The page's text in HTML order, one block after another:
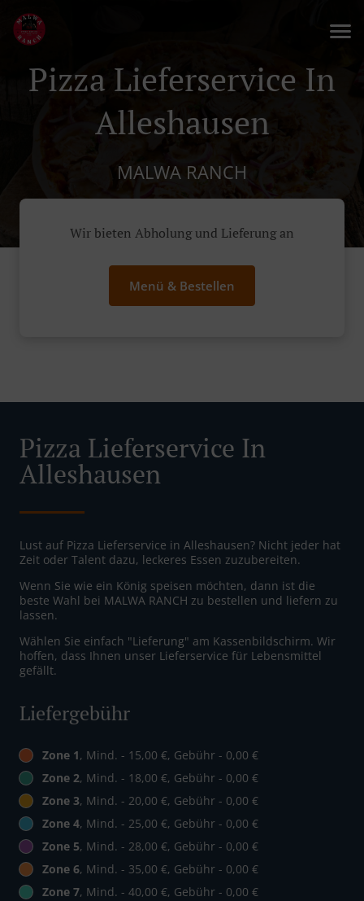
Pizza Lieferservice In
Alleshausen
MALWA RANCH
Wir bieten Abholung und Lieferung an
Menü & Bestellen
Pizza Lieferservice In
Alleshausen
Lust auf Pizza Lieferservice in Alleshausen? Nicht jeder hat
Zeit oder Talent dazu, leckeres Essen zuzubereiten.
Wenn Sie wie ein König speisen möchten, dann ist die
beste Wahl bei MALWA RANCH zu bestellen und liefern zu
lassen.
Wählen Sie einfach "Lieferung" am Kassenbildschirm. Wir
hoffen, dass Ihnen unser Lieferservice für Lebensmittel
gefällt.
Liefergebühr
Zone 1, Mind. - 15,00 €, Gebühr - 0,00 €
Zone 2, Mind. - 18,00 €, Gebühr - 0,00 €
Zone 3, Mind. - 20,00 €, Gebühr - 0,00 €
Zone 4, Mind. - 25,00 €, Gebühr - 0,00 €
Zone 5, Mind. - 28,00 €, Gebühr - 0,00 €
Zone 6, Mind. - 35,00 €, Gebühr - 0,00 €
Zone 7, Mind. - 40,00 €, Gebühr - 0,00 €